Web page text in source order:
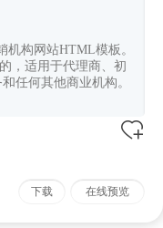
构网站HTML模板。
，适用于代理商、初
任何其他商业机构。
下载 在线预览